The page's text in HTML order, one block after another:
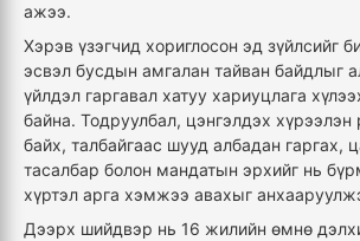
ажээ.
Хэрэв үзэгчид хориглосон эд зүйлсийг
эсвэл бусдын амгалан тайван байдлыг
үйлдэл гаргавал хатуу хариуцлага
байна. Тодруулбал, цэнгэлдэх хүрээлэн
байх, талбайгаас шууд албадан гаргах,
тасалбар болон мандатын эрхийг нь
хүртэл арга хэмжээ авахыг
Дээрх шийдвэр нь 16 жилийн өмнө